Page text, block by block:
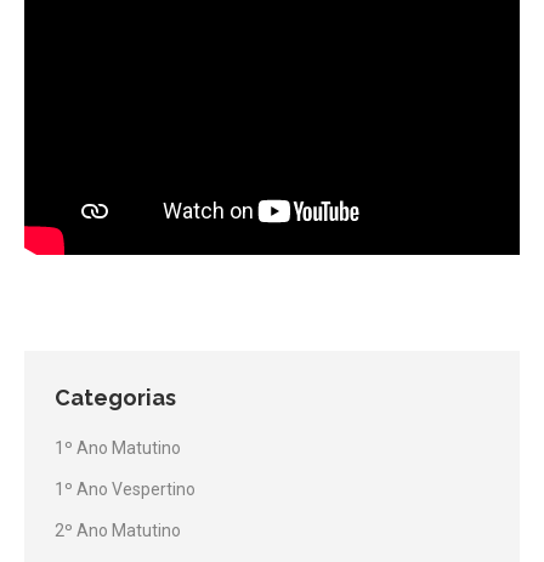
Categorias
1º Ano Matutino
1º Ano Vespertino
2º Ano Matutino